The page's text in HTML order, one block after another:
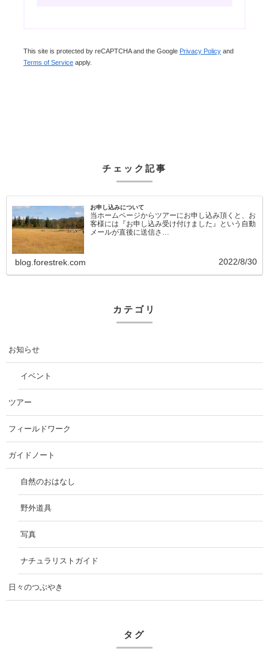
This site is protected by reCAPTCHA and the Google Privacy Policy and
Terms of Service apply.
チェック記事
お申し込みについて
当ホームページからツアーにお申し込み頂くと、お
客様には『お申し込み受け付けました』という自動
メールが直後に送信さ…
blog.forestrek.com 2022/8/30
カテゴリ
お知らせ
イベント
ツアー
フィールドワーク
ガイドノート
自然のおはなし
野外道具
写真
ナチュラリストガイド
日々のつぶやき
タグ